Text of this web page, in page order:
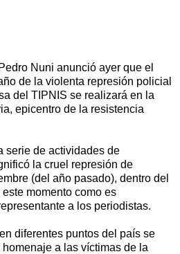
Nuni anunció ayer que el
de la violenta represión policial
del TIPNIS se realizará en la
epicentro de la resistencia
serie de actividades de
la cruel represión de
(del año pasado), dentro del
momento como es
a los periodistas.
diferentes puntos del país se
a las víctimas de la